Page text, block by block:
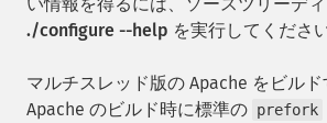
./configure --help を実行してください
マルチスレッド版の Apache をビルド
Apache のビルド時に標準の prefork